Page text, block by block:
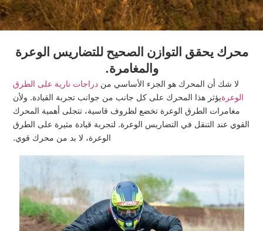
محرك يحقق التوازن الصحيح للتضاريس الوعرة
والمغامرة.
لا شك أن المحرك هو الجزء الأساسي من دراجات نارية على الطرق
الوعرةيؤثر هذا المحرك على كل جانب من جوانب تجربة القيادة. ولأن
مغامرات الطرق الوعرة تخضع لظروف قاسية، تتجلى أهمية المحرك
عند التنقل في التضاريس الوعرة. لتجربة قيادة مثيرة على الطرق
الوعرة، لا بد من محرك قوي.